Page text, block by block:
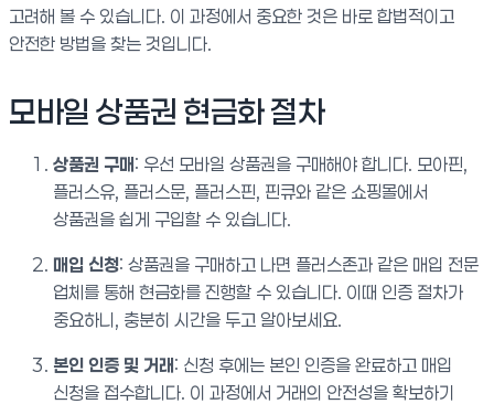
고려해 볼 수 있습니다. 이 과정에서 중요한 것은 바로 합법적이고
안전한 방법을 찾는 것입니다.
모바일 상품권 현금화 절차
상품권 구매: 우선 모바일 상품권을 구매해야 합니다. 모아핀,
플러스유, 플러스문, 플러스핀, 핀큐와 같은 쇼핑몰에서
상품권을 쉽게 구입할 수 있습니다.
매입 신청: 상품권을 구매하고 나면 플러스존과 같은 매입 전문
업체를 통해 현금화를 진행할 수 있습니다. 이때 인증 절차가
중요하니, 충분히 시간을 두고 알아보세요.
본인 인증 및 거래: 신청 후에는 본인 인증을 완료하고 매입
신청을 접수합니다. 이 과정에서 거래의 안전성을 확보하기